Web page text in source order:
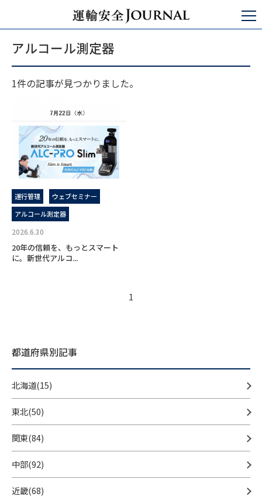
アルコール測定器
アルコール測定器
1件の記事が見つかりました。
運行管理
ウェブセミナー
アルコール測定器
2026.6.30
20年の信頼を、もっとスマート
に。新世代アルコ...
1
都道府県別記事
北海道(15)
東北(50)
関東(84)
中部(92)
近畿(68)